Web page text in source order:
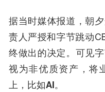
据当时媒体报道，朝
责人严授和字节跳动
终做出的决定。 可见
视为非优质资产，将
上，比如AI。